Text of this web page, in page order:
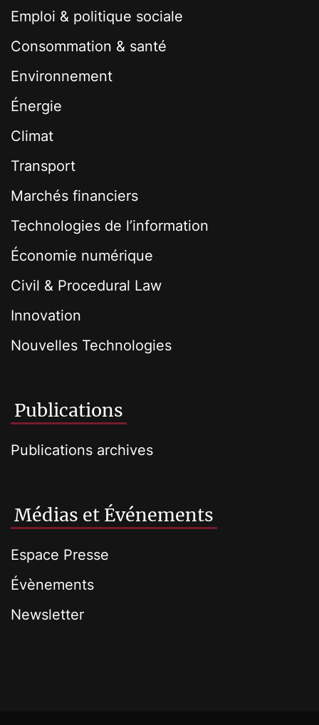
Emploi & politique sociale
Consommation & santé
Environnement
Énergie
Climat
Transport
Marchés financiers
Technologies de l’information
Économie numérique
Civil & Procedural Law
Innovation
Nouvelles Technologies
Publications
Publications archives
Médias et Événements
Espace Presse
Évènements
Newsletter